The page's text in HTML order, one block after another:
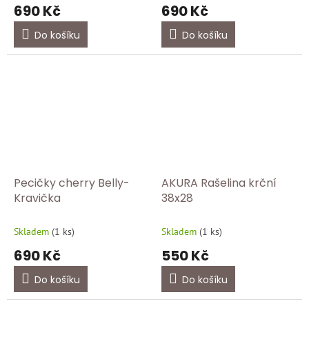
690 Kč
Do košíku
690 Kč
Do košíku
Pecičky cherry Belly-
Kravička
Skladem (1 ks)
690 Kč
Do košíku
AKURA Rašelina krční
38x28
Skladem (1 ks)
550 Kč
Do košíku